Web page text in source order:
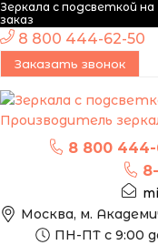
Зеркала с подсветкой на
заказ
Производитель
8 800 444-
Москва, м.
ПН-ПТ с 9:00
8 800 444-62-50
Заказать звонок
ЭТО ЗЕРКАЛО МЫ
МОЖЕМ ИЗГОТОВИТЬ
ПО ВАШИМ
-